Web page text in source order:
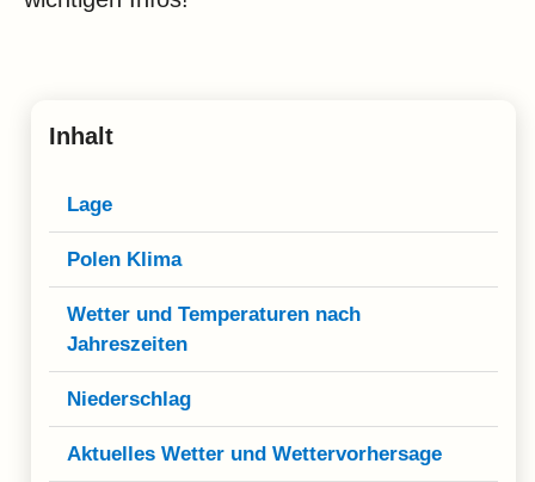
Inhalt
Lage
Polen Klima
Wetter und Temperaturen nach
Jahreszeiten
Niederschlag
Aktuelles Wetter und Wettervorhersage